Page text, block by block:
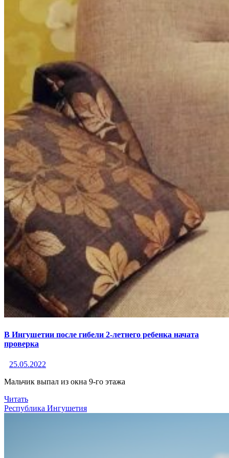
В Ингушетии после гибели 2-летнего ребенка начата
проверка
25.05.2022
Мальчик выпал из окна 9-го этажа
Читать
Республика Ингушетия